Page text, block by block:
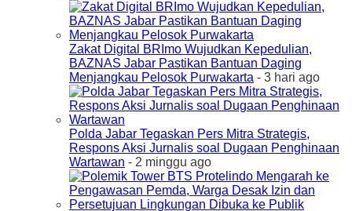
Zakat Digital BRImo Wujudkan Kepedulian,
BAZNAS Jabar Pastikan Bantuan Daging
Menjangkau Pelosok Purwakarta - 3 hari ago
Polda Jabar Tegaskan Pers Mitra Strategis,
Respons Aksi Jurnalis soal Dugaan Penghinaan
Wartawan - 2 minggu ago